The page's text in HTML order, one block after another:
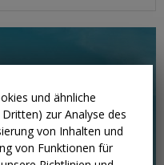
und ähnliche
zur Analyse des
von Inhalten und
von Funktionen für